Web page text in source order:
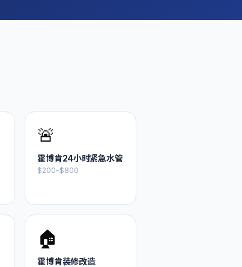
🚨
霍博肯24小时紧急水管
$200–$800
🏠
霍博肯装修改造